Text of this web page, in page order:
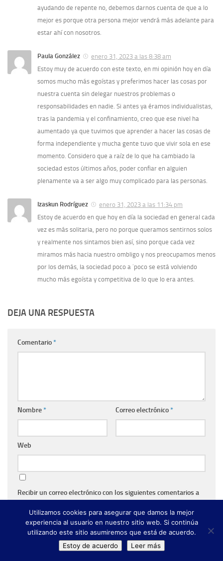
ayudando de repente no, debemos darnos cuenta de que a lo
mejor es porque otra persona mejor vendrá más adelante para
estar ahí con nosotros.
Paula González
enero 31, 2023 a las 8:38 am
Estoy muy de acuerdo con este texto, en mi opinión hoy en día
somos mucho más egoístas y preferimos hacer las cosas por
nuestra cuenta sin delegar nuestros problemas o
responsabilidades en nadie. Si antes ya éramos individualistas,
tras la pandemia y el confinamiento, creo que ese nivel ha
aumentado ya que tuvimos que aprender a hacer las cosas de
forma independiente y mucha gente tuvo que vivir sola en ese
momento. Considero que a raíz de lo que ha cambiado la
sociedad estos últimos años, poder confiar en alguien
plenamente va a ser algo muy complicado para las personas.
Izaskun Rodríguez
enero 31, 2023 a las 11:34 pm
Estoy de acuerdo en que hoy en día la sociedad en general cada
vez es más solitaria, pero no porque queramos sentirnos solos
y realmente nos sintamos bien así, sino porque cada vez
miramos más hacia nuestro ombligo y nos preocupamos menos
por los demás, la sociedad poco a `poco se está volviendo
mucho más egoísta y competitiva de lo que lo era antes.
DEJA UNA RESPUESTA
Comentario*
Nombre* Correo electrónico*
Web
Recibir un correo electrónico con los siguientes comentarios a
Recibir un correo electrónico con cada nueva entrada.
Utilizamos cookies para asegurar que damos la mejor
experiencia al usuario en nuestro sitio web. Si continúa
utilizando este sitio asumiremos que está de acuerdo.
Estoy de acuerdo
Leer más